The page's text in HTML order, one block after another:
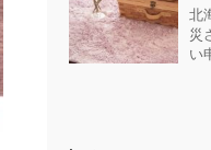
北
災
い